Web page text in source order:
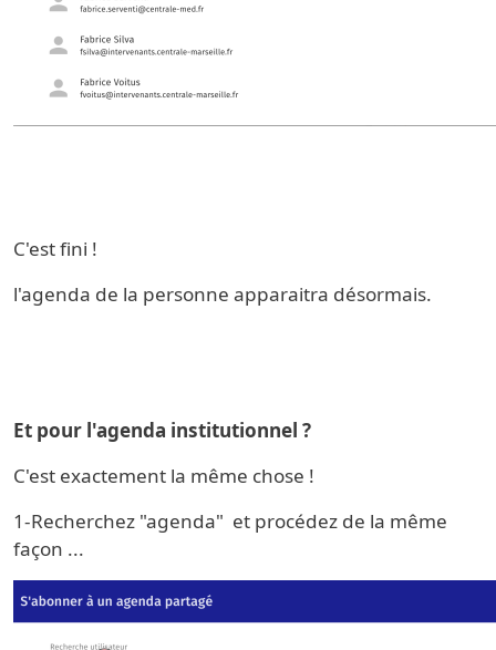
C'est fini !
l'agenda de la personne apparaitra désormais.
Et pour l'agenda institutionnel ?
C'est exactement la même chose !
1-Recherchez "agenda" et procédez de la même
façon ...